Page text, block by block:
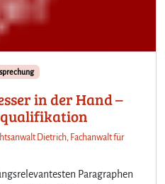
in der Hand –
Dietrich, Fachanwalt für
Paragraphen